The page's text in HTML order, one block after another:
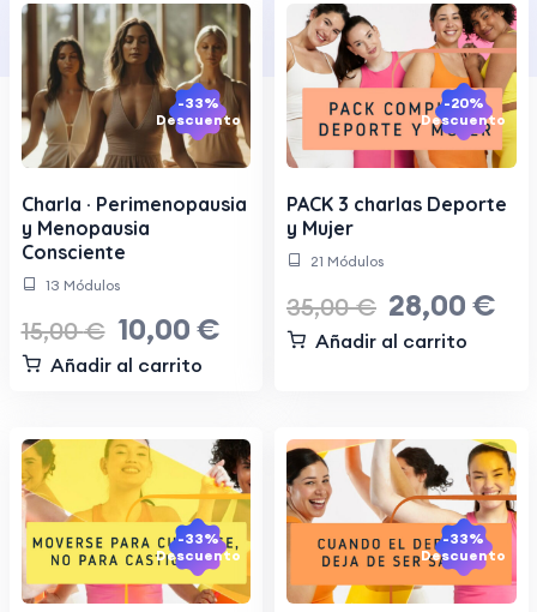
-33%
Descuento
Charla · Perimenopausia
y Menopausia
Consciente
13 Módulos
15,00€ 10,00 €
Añadir al carrito
-20%
Descuento
PACK 3 charlas Deporte
y Mujer
21 Módulos
35,00€ 28,00 €
Añadir al carrito
-33%
Descuento
-33%
Descuento